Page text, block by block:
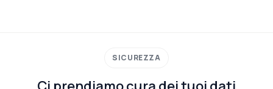
SICUREZZA